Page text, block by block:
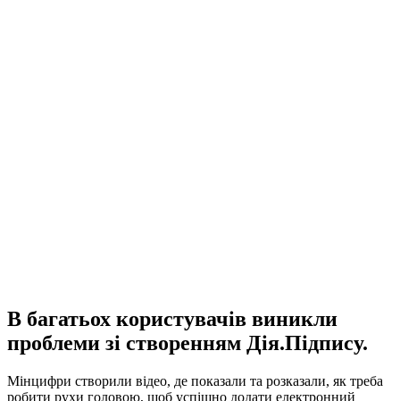
В багатьох користувачів виникли
проблеми зі створенням Дія.Підпису.
Мінцифри створили відео, де показали та розказали, як треба
робити рухи головою, щоб успішно додати електронний